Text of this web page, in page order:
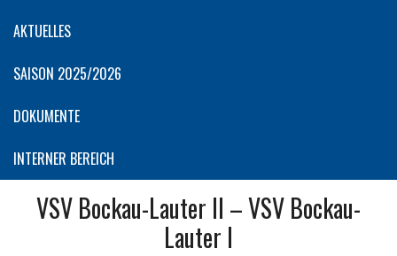
AKTUELLES
SAISON 2025/2026
DOKUMENTE
INTERNER BEREICH
VSV Bockau-Lauter II – VSV Bockau-
Lauter I